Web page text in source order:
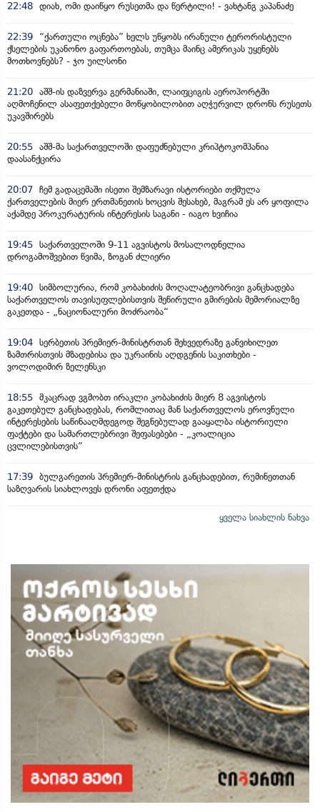
22:48 დიახ, ომი დაიწყო რუსეთმა და წერტილი! - ვახტანგ კაპანაძე
22:39
“ქართული ოცნება” ხელს უწყობს ირანული ტერორისტული
ქსელების უკანონო გაფართოებას, თუმცა მაინც ამერიკას უყენებს
მოთხოვნებს? - ჯო უილსონი
21:20 აშშ-ის დაზვერვა გერმანიაში, ლაიფციგის აეროპორტში
აღმოჩენილ ასაფეთქებელი მოწყობილობით აღჭურვილ დრონს რუსეთს
უკავშირებს
20:55 აშშ-მა საქართველოში დაფუძნებული კრიპტოკომპანია
დაასანქცირა
20:07 ჩემ გადაცემაში ისეთი შემზარავი ისტორიები თქმულა
ქართველების მიერ ერთმანეთის ხოცვის შესახებ, მაგრამ ეს არ ყოფილა
აქამდე პროკურატურის ინტერესის საგანი - იაგო ხვიჩია
19:45 საქართველოში 9-11 აგვისტოს მოსალოდნელია
დროგამოშვებით წვიმა, ზოგან ძლიერი
19:40 სიმბოლურია, რომ კობახიძის მოღალატეობრივი განცხადება
საქართველოს თავისუფლებისთვის შეწირული გმირების მემორიალზე
გაკეთდა - „ნაციონალური მოძრაობა“
19:04 სერბეთის პრემიერ-მინისტრთან შეხვედრაზე განვიხილეთ
ზამთრისთვის მზადებისა და უკრაინის აღდგენის საკითხები -
ვოლოდიმირ ზელენსკი
18:55 მკაცრად ვგმობთ ირაკლი კობახიძის მიერ 8 აგვისტოს
გაკეთებულ განცხადებას, რომლითაც მან საქართველოს ეროვნული
ინტერესების საწინააღმდეგოდ შეგნებულად გააყალბა ისტორიული
ფაქტები და სამართლებრივი შეფასებები - „კოალიცია
ცვლილებისთვის“
17:39 ბულგარეთის პრემიერ-მინისტრის განცხადებით, რუმინეთთან
საზღვარის სიახლოვეს დრონი აფეთქდა
ყველა სიახლის ნახვა